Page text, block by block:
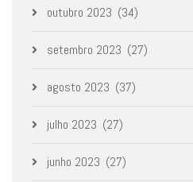
outubro 2023 (34)
setembro 2023 (27)
agosto 2023 (37)
julho 2023 (27)
junho 2023 (27)